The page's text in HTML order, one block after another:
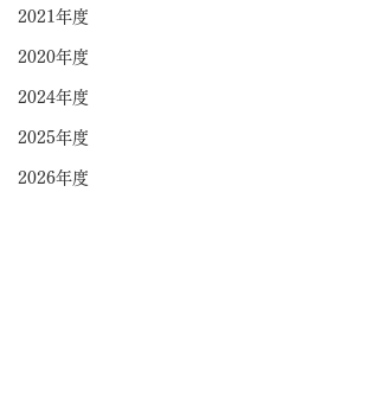
2021年度
2020年度
2024年度
2025年度
2026年度